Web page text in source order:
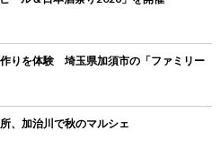
りを体験 埼玉県加須市の「ファミリー
、加治川で秋のマルシェ